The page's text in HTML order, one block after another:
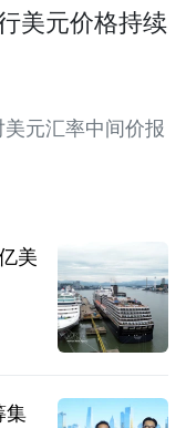
美元价格持续
元汇率中间价报
美
集